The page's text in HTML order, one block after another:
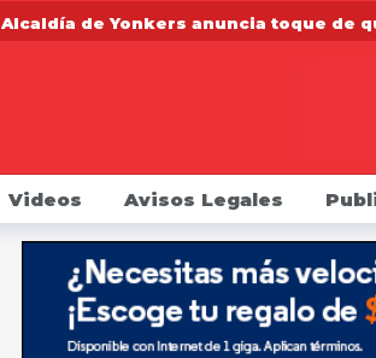
Alcaldía de Yonkers anuncia toque de
Alertan de contaminación por listeria
Indocumentado se resiste a arresto y
DMV pide que choferes revisen si
Mike Khader regresa por su sillón
Fiscalía anuncia una Línea Directa de
Videos Avisos Legales